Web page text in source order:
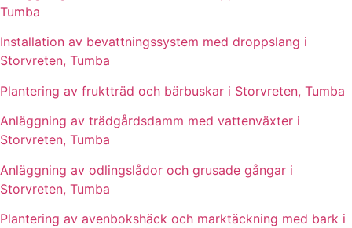
Tumba
Installation av bevattningssystem med droppslang i
Storvreten, Tumba
Plantering av fruktträd och bärbuskar i Storvreten, Tumba
Anläggning av trädgårdsdamm med vattenväxter i
Storvreten, Tumba
Anläggning av odlingslådor och grusade gångar i
Storvreten, Tumba
Plantering av avenbokshäck och marktäckning med bark i